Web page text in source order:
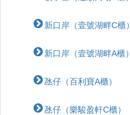
新口岸（壹號湖畔C櫃）
新口岸（壹號湖畔A櫃）
氹仔（百利寶A櫃）
氹仔（樂駿盈軒C櫃）